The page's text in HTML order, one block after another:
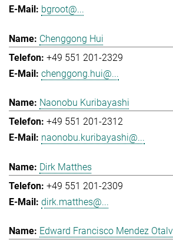
bgroot@...
Chenggong Hui
+49 551 201-2329
chenggong.hui@...
Naonobu Kuribayashi
+49 551 201-2312
naonobu.kuribayashi@...
Dirk Matthes
+49 551 201-2309
dirk.matthes@...
Edward Francisco Mendez